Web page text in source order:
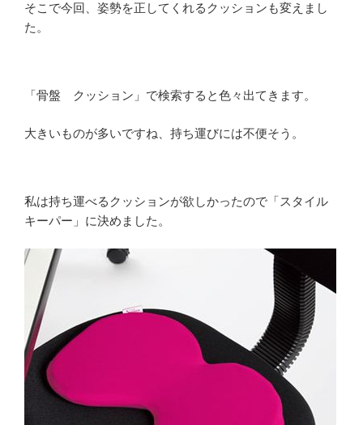
そこで今回、姿勢を正してくれるクッションも変えまし
た。
「骨盤 クッション」で検索すると色々出てきます。
大きいものが多いですね、持ち運びには不便そう。
私は持ち運べるクッションが欲しかったので「スタイル
キーパー」に決めました。